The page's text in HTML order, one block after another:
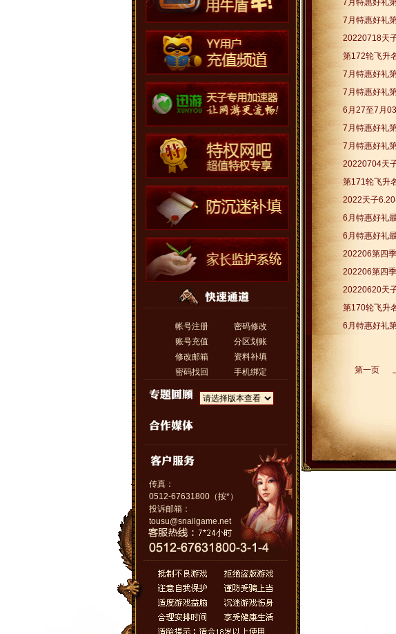
帐号注册
密码修改
账号充值
分区划账
修改邮箱
资料补填
密码找回
手机绑定
传真：
0512-67631800（按*）
投诉邮箱：
tousu@snailgame.net
7月特惠好礼
7月特惠好礼
20220718天
第172轮飞升
7月特惠好礼
7月特惠好礼
6月27至7月
7月特惠好礼
7月特惠好礼
20220704天
第171轮飞升
2022天子
6月特惠好礼
6月特惠好礼
202206第四
202206第四
20220620天
第170轮飞升
6月特惠好礼
第一页